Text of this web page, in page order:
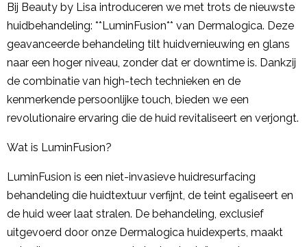
Bij Beauty by Lisa introduceren we met trots de nieuwste
huidbehandeling: **LuminFusion** van Dermalogica. Deze
geavanceerde behandeling tilt huidvernieuwing en glans
naar een hoger niveau, zonder dat er downtime is. Dankzij
de combinatie van high-tech technieken en de
kenmerkende persoonlijke touch, bieden we een
revolutionaire ervaring die de huid revitaliseert en verjongt.
Wat is LuminFusion?
LuminFusion is een niet-invasieve huidresurfacing
behandeling die huidtextuur verfijnt, de teint egaliseert en
de huid weer laat stralen. De behandeling, exclusief
uitgevoerd door onze Dermalogica huidexperts, maakt